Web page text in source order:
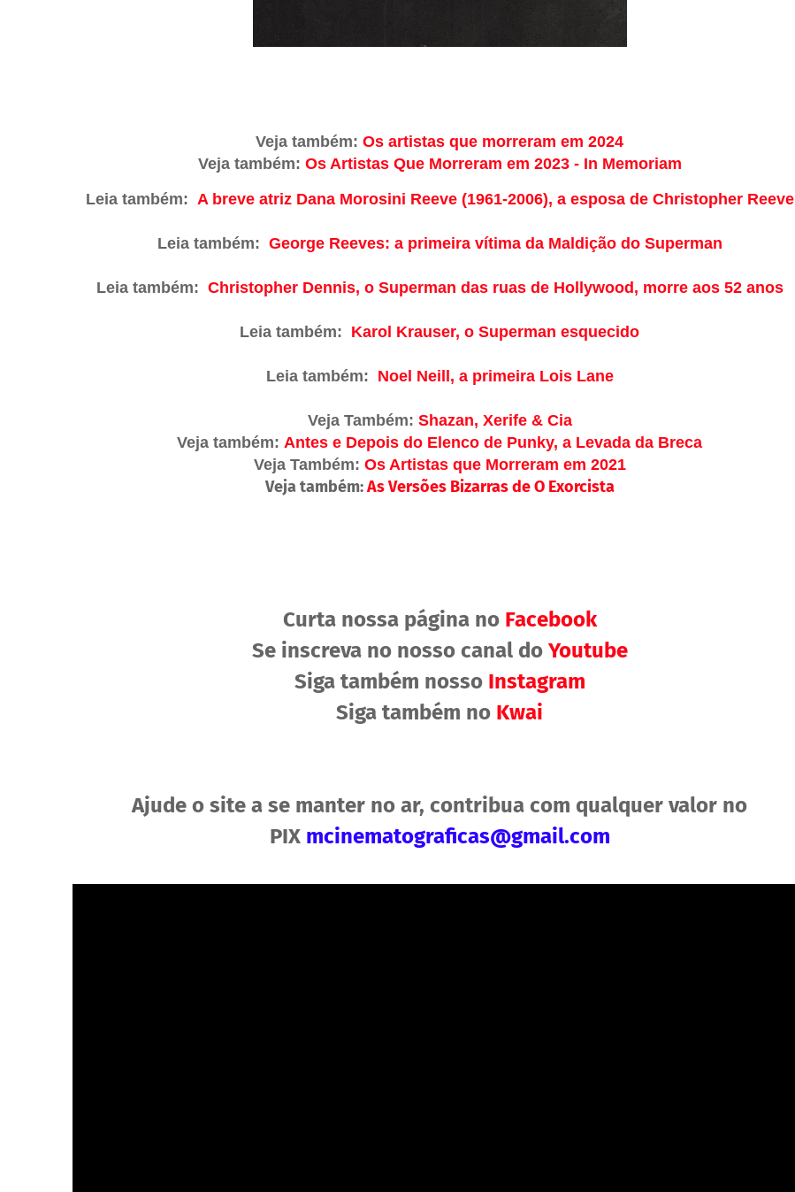
Veja também: Os artistas que morreram em 2024
Veja também: Os Artistas Que Morreram em 2023 - In Memoriam
Leia também: A breve atriz Dana Morosini Reeve (1961-2006), a esposa de Christopher Reeve
Leia também: George Reeves: a primeira vítima da Maldição do Superman
Leia também: Christopher Dennis, o Superman das ruas de Hollywood, morre aos 52 anos
Leia também: Karol Krauser, o Superman esquecido
Leia também: Noel Neill, a primeira Lois Lane
Veja Também: Shazan, Xerife & Cia
Veja também: Antes e Depois do Elenco de Punky, a Levada da Breca
Veja Também: Os Artistas que Morreram em 2021
Veja também:As Versões Bizarras de O Exorcista
Curta nossa página no Facebook
Se inscreva no nosso canal do Youtube
Siga também nosso Instagram
Siga também no Kwai
Ajude o site a se manter no ar, contribua com qualquer valor no
PIX mcinematograficas@gmail.com